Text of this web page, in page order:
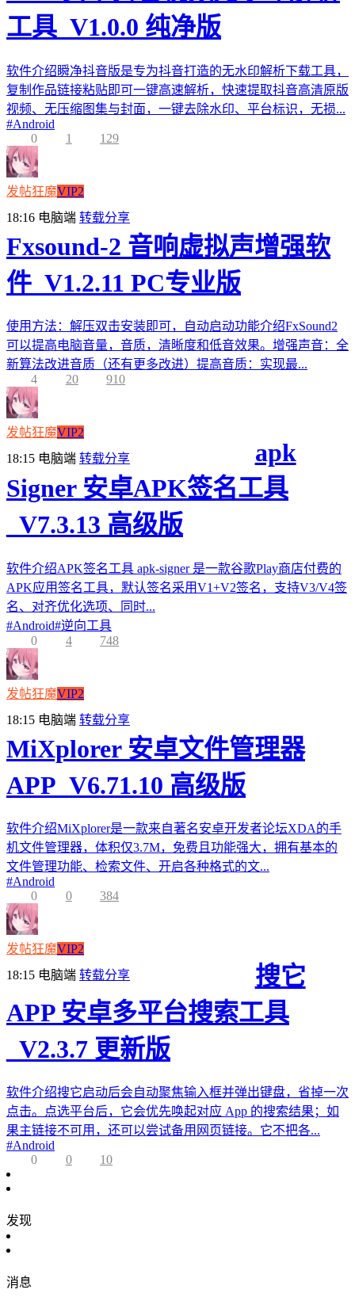
工具_V1.0.0 纯净版
软件介绍瞬净抖音版是专为抖音打造的无水印解析下载工具，
复制作品链接粘贴即可一键高速解析，快速提取抖音高清原版
视频、无压缩图集与封面，一键去除水印、平台标识，无损...
#Android
0
1 129
发帖狂魔VIP2
18:16 电脑端 转载分享
Fxsound-2 音响虚拟声增强软
件_V1.2.11 PC专业版
使用方法：解压双击安装即可，自动启动功能介绍FxSound2
可以提高电脑音量，音质，清晰度和低音效果。增强声音：全
新算法改进音质（还有更多改进）提高音质：实现最...
4
20 910
发帖狂魔VIP2
18:15 电脑端 转载分享
apk
Signer 安卓APK签名工具
_V7.3.13 高级版
软件介绍APK签名工具 apk-signer 是一款谷歌Play商店付费的
APK应用签名工具，默认签名采用V1+V2签名，支持V3/V4签
名、对齐优化选项、同时...
#Android#逆向工具
0
4 748
发帖狂魔VIP2
18:15 电脑端 转载分享
MiXplorer 安卓文件管理器
APP_V6.71.10 高级版
软件介绍MiXplorer是一款来自著名安卓开发者论坛XDA的手
机文件管理器，体积仅3.7M，免费且功能强大，拥有基本的
文件管理功能、检索文件、开启各种格式的文...
#Android
0
0 384
发帖狂魔VIP2
18:15 电脑端 转载分享
搜它
APP 安卓多平台搜索工具
_V2.3.7 更新版
软件介绍搜它启动后会自动聚焦输入框并弹出键盘，省掉一次
点击。点选平台后，它会优先唤起对应 App 的搜索结果；如
果主链接不可用，还可以尝试备用网页链接。它不把各...
#Android
0
0 10
发现
消息